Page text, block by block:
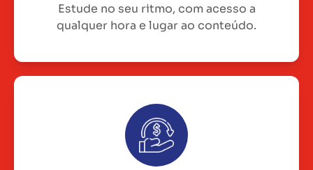
Estude no seu ritmo, com acesso a
qualquer hora e lugar ao conteúdo.